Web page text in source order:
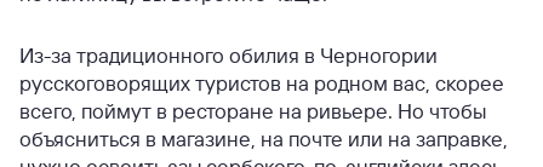
Из-за традиционного обилия в Черногории
русскоговорящих туристов на родном вас, скорее
всего, поймут в ресторане на ривьере. Но чтобы
объясниться в магазине, на почте или на заправке,